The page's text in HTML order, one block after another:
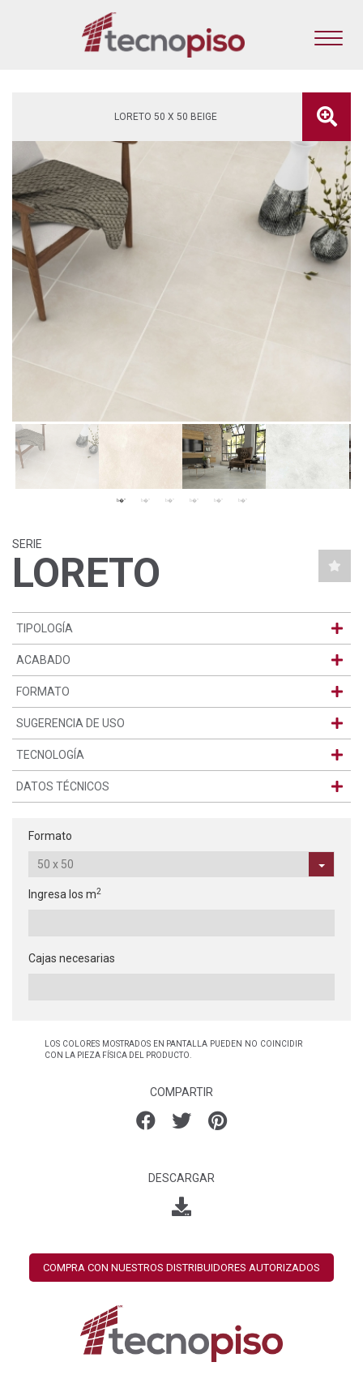
LORETO 50 X 50 BEIGE
SERIE
LORETO
TIPOLOGÍA
ACABADO
FORMATO
SUGERENCIA DE USO
TECNOLOGÍA
DATOS TÉCNICOS
Formato
Ingresa los m2
Cajas necesarias
LOS COLORES MOSTRADOS EN PANTALLA PUEDEN NO COINCIDIR
CON LA PIEZA FÍSICA DEL PRODUCTO.
COMPARTIR
DESCARGAR
COMPRA CON NUESTROS DISTRIBUIDORES AUTORIZADOS